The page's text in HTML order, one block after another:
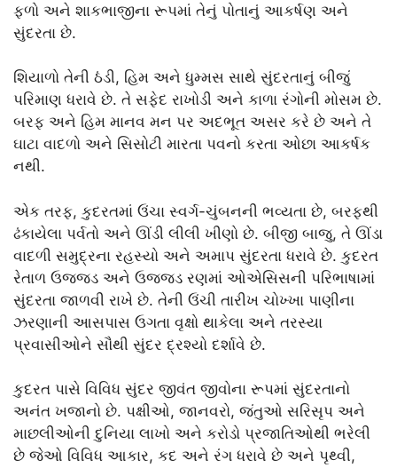
ફળો અને શાકભાજીના રૂપમાં તેનું પોતાનું આકર્ષણ અને
સુંદરતા છે.
શિયાળો તેની ઠંડી, હિમ અને ધુમ્મસ સાથે સુંદરતાનું બીજું
પરિમાણ ધરાવે છે. તે સફેદ રાખોડી અને કાળા રંગોની મોસમ છે.
બરફ અને હિમ માનવ મન પર અદભૂત અસર કરે છે અને તે
ઘાટા વાદળો અને સિસોટી મારતા પવનો કરતા ઓછા આકર્ષક
નથી.
એક તરફ, કુદરતમાં ઉંચા સ્વર્ગ-ચુંબનની ભવ્યતા છે, બરફથી
ઢંકાયેલા પર્વતો અને ઊંડી લીલી ખીણો છે. બીજી બાજુ, તે ઊંડા
વાદળી સમુદ્રના રહસ્યો અને અમાપ સુંદરતા ધરાવે છે. કુદરત
રેતાળ ઉજ્જડ અને ઉજ્જડ રણમાં ઓએસિસની પરિભાષામાં
સુંદરતા જાળવી રાખે છે. તેની ઉંચી તારીખ ચોખ્ખા પાણીના
ઝરણાની આસપાસ ઉગતા વૃક્ષો થાકેલા અને તરસ્યા
પ્રવાસીઓને સૌથી સુંદર દ્રશ્યો દર્શાવે છે.
કુદરત પાસે વિવિધ સુંદર જીવંત જીવોના રૂપમાં સુંદરતાનો
અનંત ખજાનો છે. પક્ષીઓ, જાનવરો, જંતુઓ સરિસૃપ અને
માછલીઓની દુનિયા લાખો અને કરોડો પ્રજાતિઓથી ભરેલી
છે જેઓ વિવિધ આકાર, કદ અને રંગ ધરાવે છે અને પૃથ્વી,